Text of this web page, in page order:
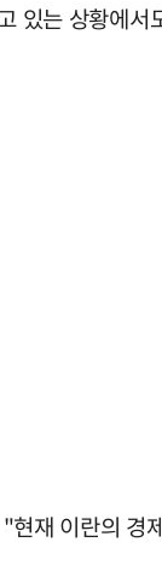
는 상황에
재 이란의